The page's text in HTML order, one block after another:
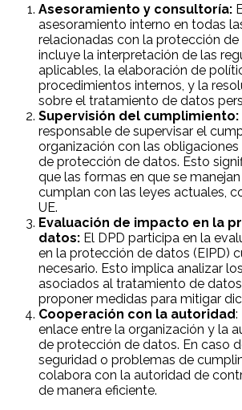
Asesoramiento y consultoría:
asesoramiento interno en todas
relacionadas con la protección de
incluye la interpretación de las
aplicables, la elaboración de
procedimientos internos, y la
sobre el tratamiento de datos
Supervisión del cumplimiento:
responsable de supervisar el
organización con las
de protección de datos. Esto
que las formas en que se
cumplan con las leyes actuales,
UE.
Evaluación de impacto en la
datos: El DPD participa en la
en la protección de datos (EIPD)
necesario. Esto implica analizar
asociados al tratamiento de
proponer medidas para mitigar
Cooperación con la autoridad:
enlace entre la organización y la
de protección de datos. En caso
seguridad o problemas de
colabora con la autoridad de
de manera eficiente.